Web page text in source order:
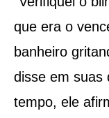
que era o
banheiro
disse em suas
tempo, ele